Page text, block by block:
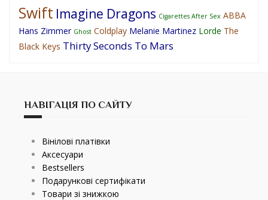
Swift Imagine Dragons Cigarettes After Sex ABBA
Hans Zimmer Ghost Coldplay Melanie Martinez Lorde The
Black Keys Thirty Seconds To Mars
НАВІГАЦІЯ ПО САЙТУ
Вінілові платівки
Аксесуари
Bestsellers
Подарункові сертифікати
Товари зі знижкою